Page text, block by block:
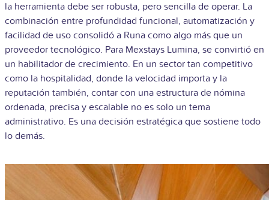
la herramienta debe ser robusta, pero sencilla de operar. La
combinación entre profundidad funcional, automatización y
facilidad de uso consolidó a Runa como algo más que un
proveedor tecnológico. Para Mexstays Lumina, se convirtió en
un habilitador de crecimiento. En un sector tan competitivo
como la hospitalidad, donde la velocidad importa y la
reputación también, contar con una estructura de nómina
ordenada, precisa y escalable no es solo un tema
administrativo. Es una decisión estratégica que sostiene todo
lo demás.